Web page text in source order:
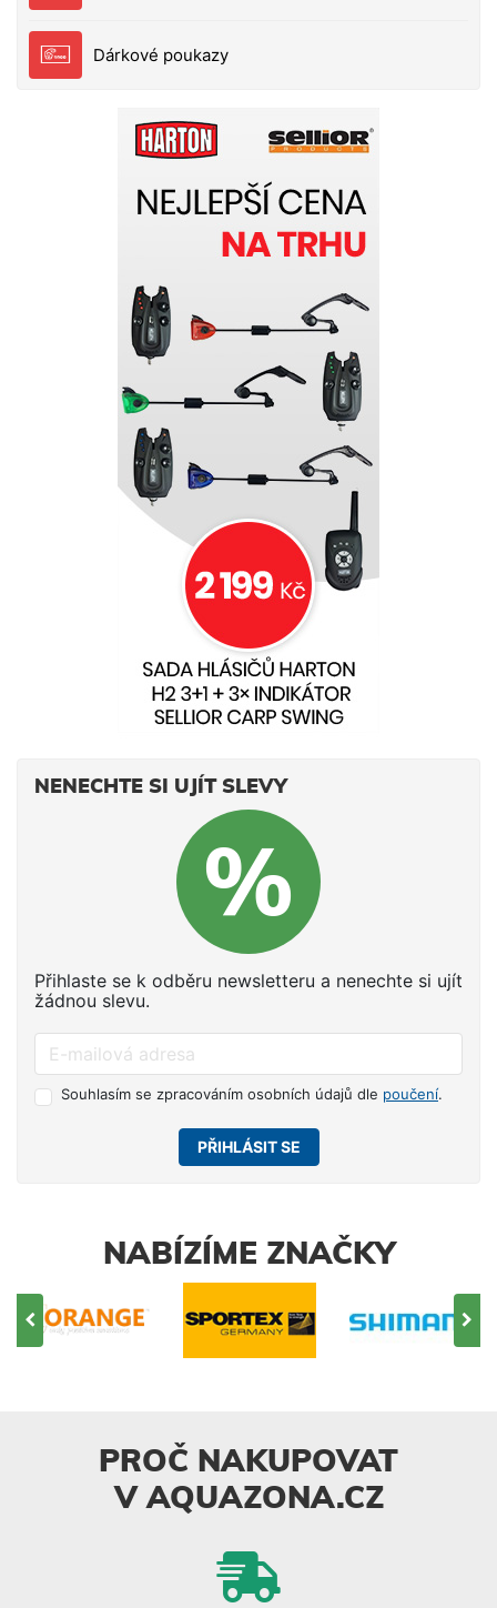
Dárkové poukazy
NENECHTE SI UJÍT SLEVY
Přihlaste se k odběru newsletteru a nenechte si ujít
žádnou slevu.
Souhlasím se zpracováním osobních údajů dle poučení.
PŘIHLÁSIT SE
NABÍZÍME ZNAČKY
PROČ NAKUPOVAT
V AQUAZONA.CZ